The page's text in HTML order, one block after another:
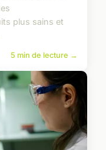
plus sains et
5 min de lecture →